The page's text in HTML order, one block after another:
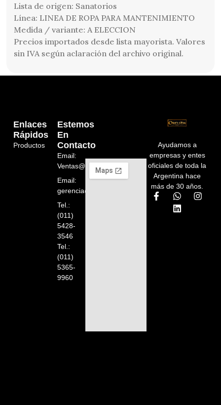
Lista de origen: Sanatorios
Línea: LINEA DE ROPA PARA MANTENIMIENTO
Medida / variante: A ELECCION
Precios importados desde lista mayorista. Valores
sin IVA según aclaración del archivo original.
Ayudamos a
empresas y entes
oficiales de toda la
Argentina hace
más de 30 años.
Enlaces
Rápidos
Productos
Estemos
En
Contacto
Email:
Ventas@orelion.com.ar
Email:
gerencia@orelion.com.ar
Tel.:
(011)
5428-
3546
Tel.:
(011)
5365-
9960